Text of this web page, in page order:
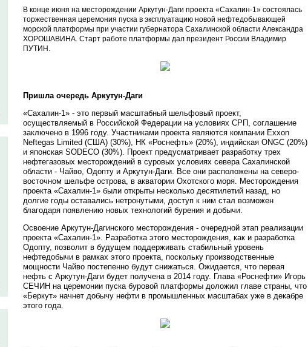
В конце июня на месторождении Аркутун-Даги проекта «Сахалин-1» состоялась
торжественная церемония пуска в эксплуатацию новой нефтедобывающей
морской платформы при участии губернатора Сахалинской области Александра
ХОРОШАВИНА. Старт работе платформы дал президент России Владимир
ПУТИН.
Пришла очередь Аркутун-Даги
«Сахалин-1» - это первый масштабный шельфовый проект,
осуществляемый в Российской Федерации на условиях СРП, соглашение
заключено в 1996 году. Участниками проекта являются компании Exxon
Neftegas Limited (США) (30%), НК «Роснефть» (20%), индийская ONGC (20%)
и японская SODECO (30%). Проект предусматривает разработку трех
нефтегазовых месторождений в суровых условиях севера Сахалинской
области - Чайво, Одопту и Аркутун-Даги. Все они расположены на северо-
восточном шельфе острова, в акватории Охотского моря. Месторождения
проекта «Сахалин-1» были открыты несколько десятилетий назад, но
долгие годы оставались нетронутыми, доступ к ним стал возможен
благодаря появлению новых технологий бурения и добычи.
Освоение Аркутун-Дагинского месторождения - очередной этап реализации
проекта «Сахалин-1». Разработка этого месторождения, как и разработка
Одопту, позволит в будущем поддерживать стабильный уровень
нефтедобычи в рамках этого проекта, поскольку производственные
мощности Чайво постепенно будут снижаться. Ожидается, что первая
нефть с Аркутун-Даги будет получена в 2014 году. Глава «Роснефти» Игорь
СЕЧИН на церемонии пуска буровой платформы доложил главе страны, что
«Беркут» начнет добычу нефти в промышленных масштабах уже в декабре
этого года.